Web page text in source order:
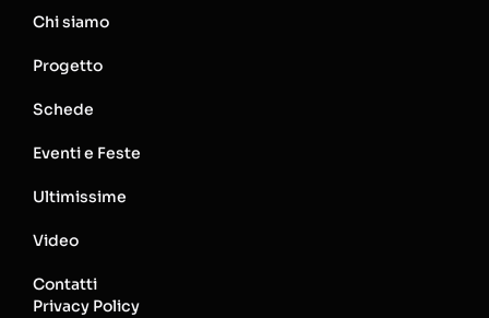
Chi siamo
Progetto
Schede
Eventi e Feste
Ultimissime
Video
Contatti
Privacy Policy